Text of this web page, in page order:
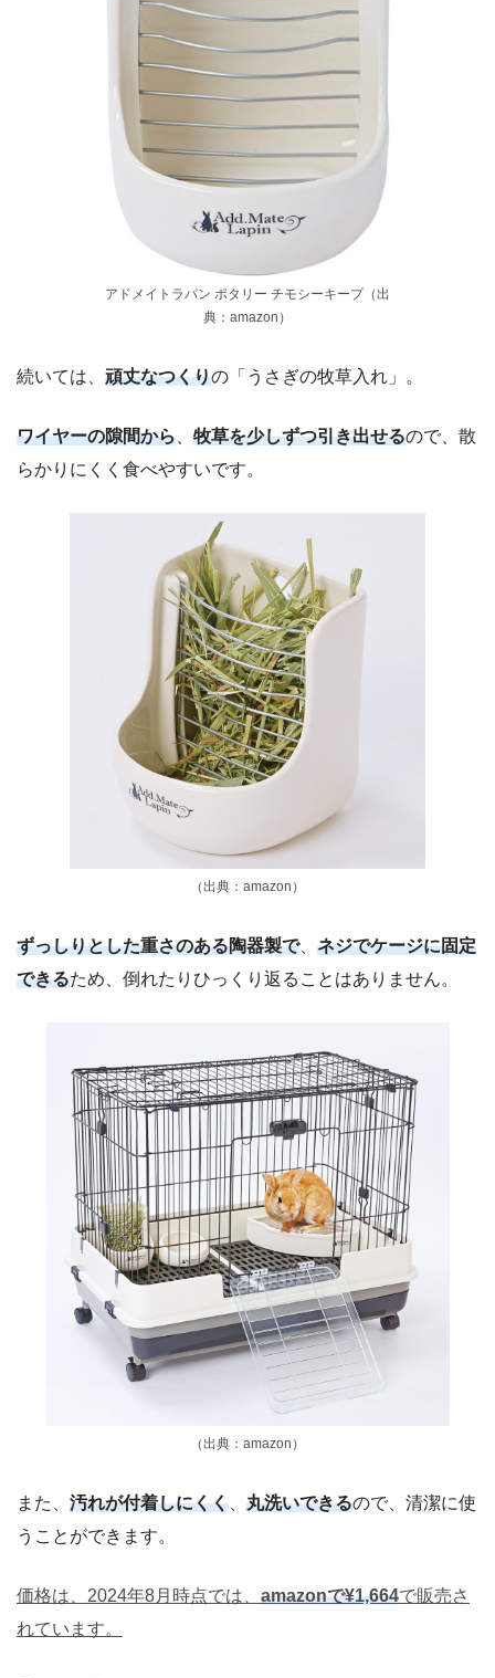
アドメイトラパン ポタリー チモシーキープ（出
典：amazon）
続いては、 頑丈なつくりの「うさぎの牧草入れ」。
ワイヤーの隙間から 牧草を少しずつ引き出せるので、散
らかりにくく食べやすいです。
（出典：amazon）
ずっしりとした重さのある陶器製で、 ネジでケージに固定
できるため、倒れたりひっくり返ることはありません。
（出典：amazon）
また、 汚れが付着しにくく 丸洗いできるので、清潔に使
うことができます。
価格は、2024年8月時点では、 amazonで¥1,664で販売さ
れています。